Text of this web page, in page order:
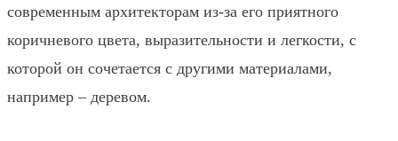
современным архитекторам из-за его приятного
коричневого цвета, выразительности и легкости, с
которой он сочетается с другими материалами,
например – деревом.